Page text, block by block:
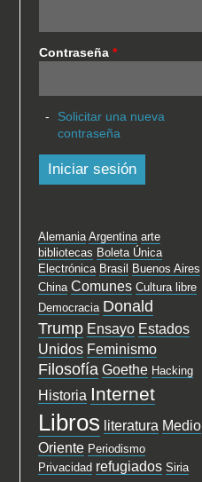
Contraseña*
Solicitar una nueva
contraseña
Alemania Argentina arte
bibliotecas Boleta Única
Electrónica Brasil
Buenos Aires
China Comunes Cultura libre
Democracia Donald
Trump Ensayo Estados
Unidos Feminismo
Filosofía Goethe Hacking
Historia Internet
Libros literatura Medio
Oriente Periodismo
Privacidad refugiados Siria